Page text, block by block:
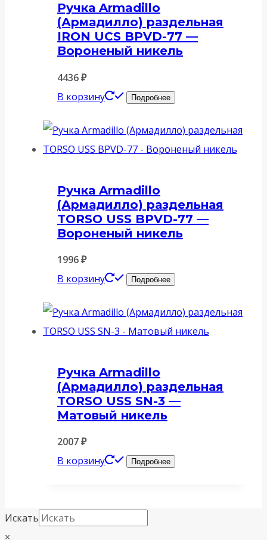
Ручка Armadillo
(Армадилло) раздельная
IRON UCS BPVD-77 —
Вороненый никель
4436₽
В корзину
Подробнее
Ручка Armadillo
(Армадилло) раздельная
TORSO USS BPVD-77 —
Вороненый никель
1996₽
В корзину
Подробнее
Ручка Armadillo
(Армадилло) раздельная
TORSO USS SN-3 —
Матовый никель
2007₽
В корзину
Подробнее
Искать
×